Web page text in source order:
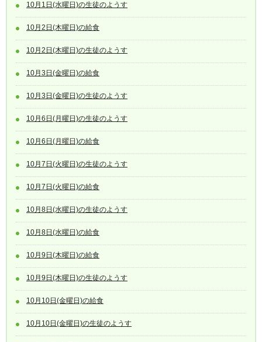
10月1日(水曜日)の生徒のようす
10月2日(木曜日)の給食
10月2日(木曜日)の生徒のようす
10月3日(金曜日)の給食
10月3日(金曜日)の生徒のようす
10月6日(月曜日)の生徒のようす
10月6日(月曜日)の給食
10月7日(火曜日)の生徒のようす
10月7日(火曜日)の給食
10月8日(水曜日)の生徒のようす
10月8日(水曜日)の給食
10月9日(木曜日)の給食
10月9日(木曜日)の生徒のようす
10月10日(金曜日)の給食
10月10日(金曜日)の生徒のようす